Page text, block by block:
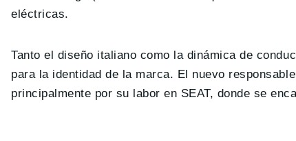
eléctricas.
Tanto el diseño italiano como la dinámica de
para la identidad de la marca. El nuevo
principalmente por su labor en SEAT, donde se